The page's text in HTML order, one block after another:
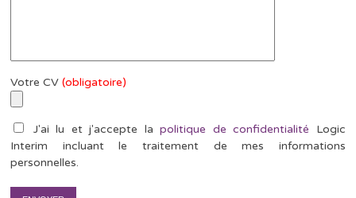
Votre CV(obligatoire)
J'ai lu et j'accepte lapolitique de confidentialité Logic
Interim incluant le traitement de mes informations
personnelles.